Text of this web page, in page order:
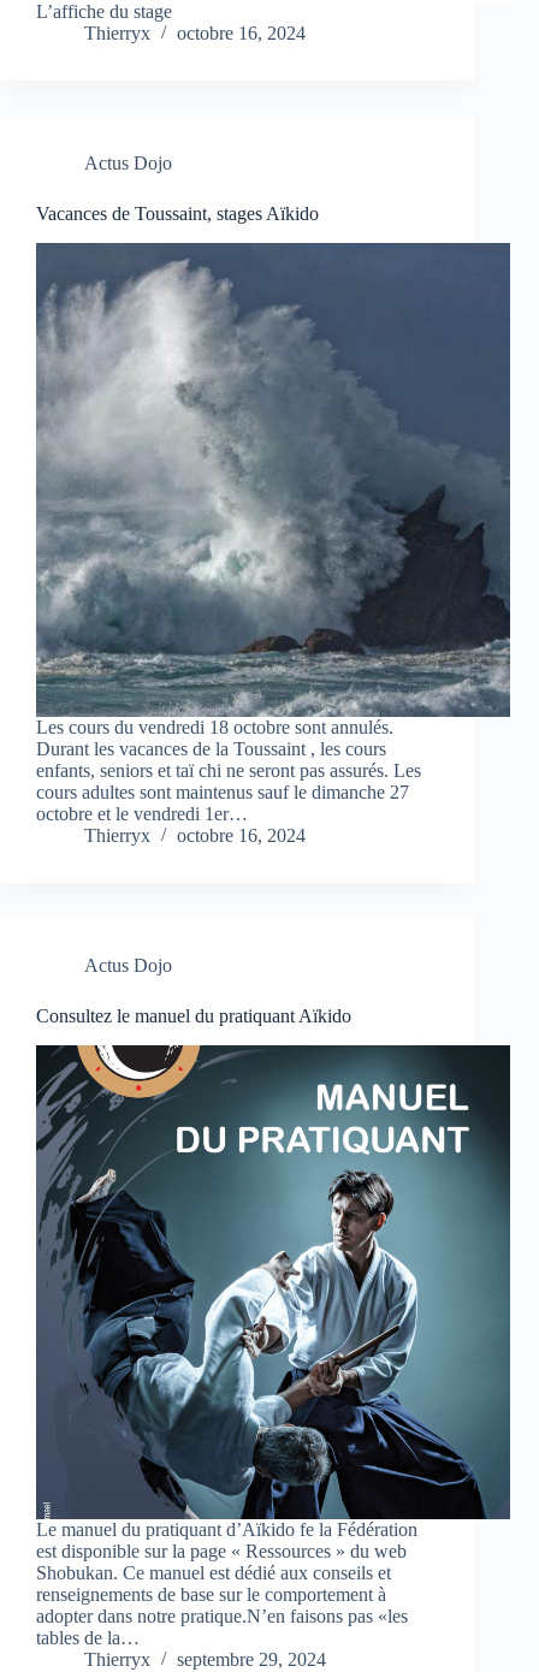
L’affiche du stage
Thierryx
octobre 16, 2024
Actus Dojo
Vacances de Toussaint, stages Aïkido
Les cours du vendredi 18 octobre sont annulés.
Durant les vacances de la Toussaint , les cours
enfants, seniors et taï chi ne seront pas assurés. Les
cours adultes sont maintenus sauf le dimanche 27
octobre et le vendredi 1er…
Thierryx
octobre 16, 2024
Actus Dojo
Consultez le manuel du pratiquant Aïkido
Le manuel du pratiquant d’Aïkido fe la Fédération
est disponible sur la page « Ressources » du web
Shobukan. Ce manuel est dédié aux conseils et
renseignements de base sur le comportement à
adopter dans notre pratique.N’en faisons pas «les
tables de la…
Thierryx
septembre 29, 2024